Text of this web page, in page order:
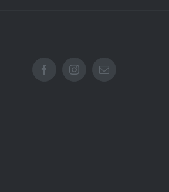
FacebookInstagramEmail